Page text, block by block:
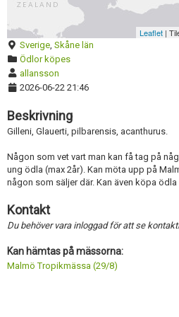
Leaflet |
Sverige, Skåne län
Ödlor köpes
allansson
2026-06-22 21:46
Beskrivning
Gilleni, Glauerti, pilbarensis, acanthurus.
Någon som vet vart man kan få tag på
ung ödla (max 2år). Kan möta upp på
någon som säljer där. Kan även köpa
Kontakt
Du behöver vara inloggad för att se
Kan hämtas på mässorna:
Malmö Tropikmässa (29/8)
Kan förnyas
Aktivera